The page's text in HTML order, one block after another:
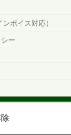
ボイス対応）
ー